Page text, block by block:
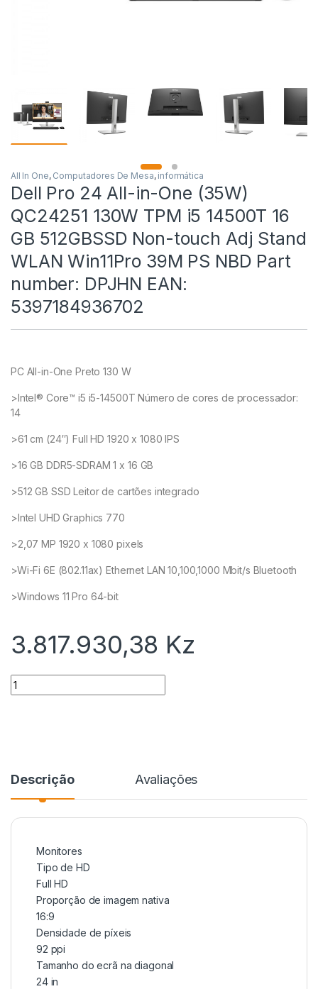
All In One, Computadores De Mesa, informática
Dell Pro 24 All-in-One (35W)
QC24251 130W TPM i5 14500T 16
GB 512GBSSD Non-touch Adj Stand
WLAN Win11Pro 39M PS NBD Part
number: DPJHN EAN:
5397184936702
PC All-in-One Preto 130 W
>Intel® Core™ i5 i5-14500T Número de cores de processador:
14
>61 cm (24″) Full HD 1920 x 1080 IPS
>16 GB DDR5-SDRAM 1 x 16 GB
>512 GB SSD Leitor de cartões integrado
>Intel UHD Graphics 770
>2,07 MP 1920 x 1080 pixels
>Wi-Fi 6E (802.11ax) Ethernet LAN 10,100,1000 Mbit/s Bluetooth
>Windows 11 Pro 64-bit
3.817.930,38 Kz
Quantidade
Descrição Avaliações
Monitores
Tipo de HD
Full HD
Proporção de imagem nativa
16:9
Densidade de píxeis
92 ppi
Tamanho do ecrã na diagonal
24 in